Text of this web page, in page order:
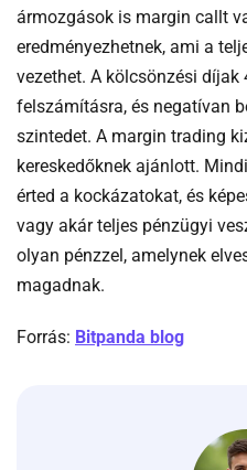
ármozgások is margin callt
eredményezhetnek, ami a
vezethet. A kölcsönzési díjak
felszámításra, és negatívan
szintedet. A margin trading
kereskedőknek ajánlott.
érted a kockázatokat, és
vagy akár teljes pénzügyi
olyan pénzzel, amelynek
magadnak.
Forrás: Bitpanda blog-
margin
trading